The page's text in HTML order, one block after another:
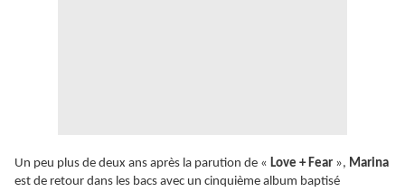
Un peu plus de deux ans après la parution de « Love + Fear », Marina
est de retour dans les bacs avec un cinquième album baptisé